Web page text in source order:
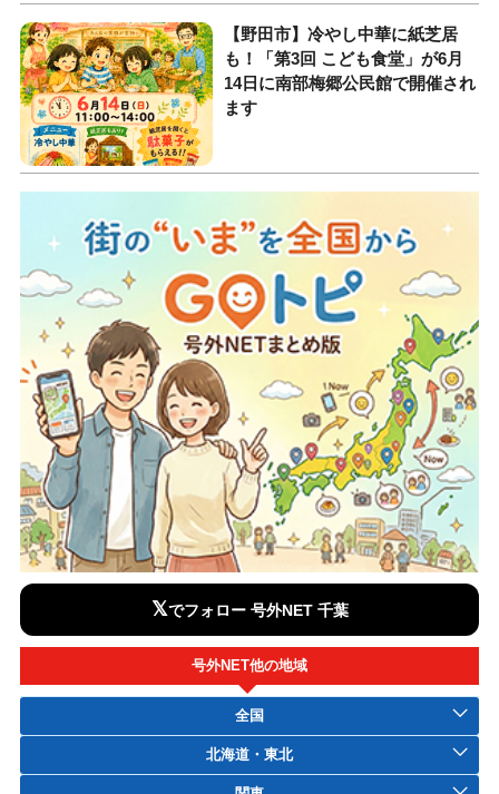
【野田市】冷やし中華に紙芝居
も！「第3回 こども食堂」が6月
14日に南部梅郷公民館で開催され
ます
𝕏でフォロー 号外NET 千葉
号外NET他の地域
全国
北海道・東北